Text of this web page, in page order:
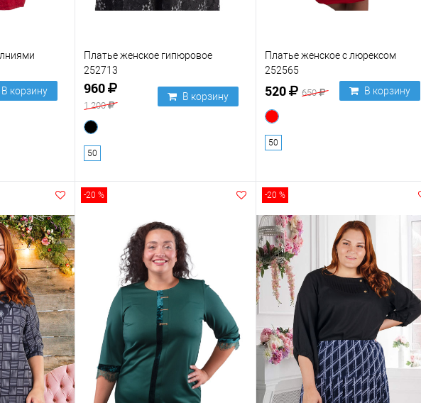
В корзину
Платье женское гипюровое
252713
960
1 200
В корзину
50
Платье женское с люрексом
252565
520 650 В корзину
50
-20 % -20 %